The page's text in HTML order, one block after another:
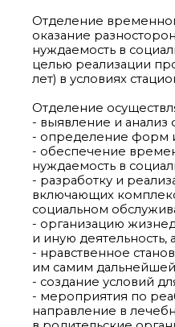
Отделение
оказание
нуждаемость в
целью реализации
лет) в условиях
Отделение
- выявление и анализ
- определение форм и
- обеспечение
нуждаемость в
- разработку и
включающих
социальном
- организацию
и иную деятельность,
- нравственное
им самим
- создание условий
- мероприятия по
направление в